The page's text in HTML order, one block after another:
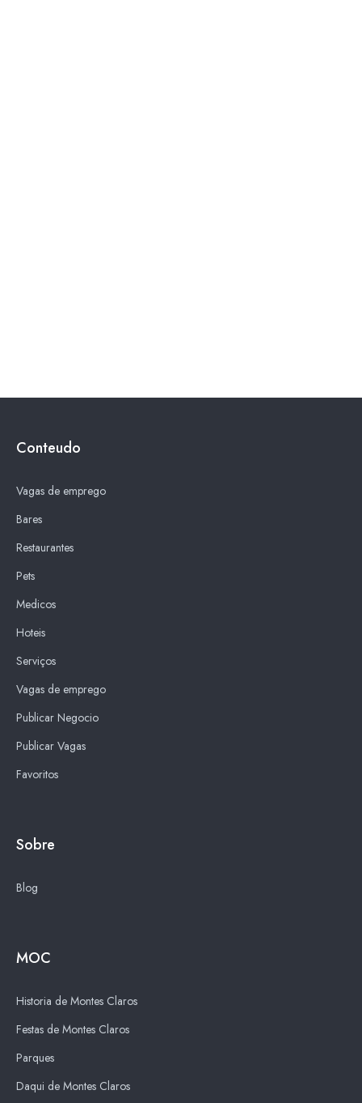
Conteudo
Vagas de emprego
Bares
Restaurantes
Pets
Medicos
Hoteis
Serviços
Vagas de emprego
Publicar Negocio
Publicar Vagas
Favoritos
Sobre
Blog
MOC
Historia de Montes Claros
Festas de Montes Claros
Parques
Daqui de Montes Claros